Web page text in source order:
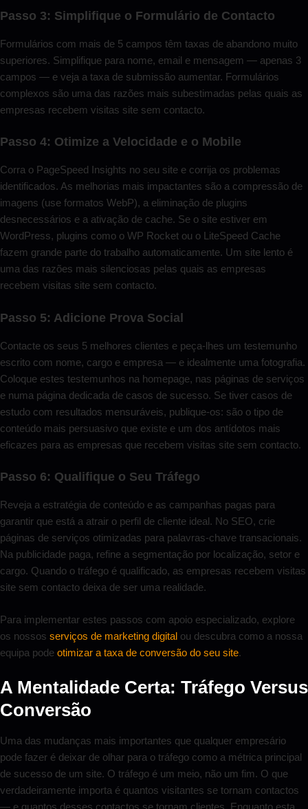
Passo 3: Simplifique o Formulário de Contacto
Formulários com mais de 5 campos têm taxas de abandono muito
superiores. Simplifique para nome, email e mensagem — apenas 3
campos — e veja a taxa de submissão aumentar. Formulários
complexos são uma das razões mais subestimadas pelas quais as
empresas recebem visitas site sem contacto.
Passo 4: Otimize a Velocidade e o Mobile
Corra o PageSpeed Insights no seu site e corrija os problemas
identificados. As melhorias mais impactantes são a compressão de
imagens (use formatos WebP), a eliminação de plugins
desnecessários e a ativação de cache. Se o site estiver em
WordPress, plugins como o WP Rocket ou o LiteSpeed Cache
fazem grande parte do trabalho automaticamente. Um site lento é
uma das razões mais silenciosas pelas quais as empresas
recebem visitas site sem contacto.
Passo 5: Adicione Prova Social
Contacte os seus 5 melhores clientes e peça-lhes um testemunho
escrito com nome, cargo e empresa — e idealmente uma fotografia.
Coloque estes testemunhos na homepage, nas páginas de serviços
e numa página dedicada de casos de sucesso. Se tiver casos de
estudo com resultados mensuráveis, publique-os: são o tipo de
conteúdo mais persuasivo que existe e um dos antídotos mais
eficazes para as empresas que recebem visitas site sem contacto.
Passo 6: Qualifique o Seu Tráfego
Reveja a estratégia de conteúdo e as campanhas pagas para
garantir que está a atrair o perfil de cliente ideal. No SEO, crie
páginas de serviços otimizadas para palavras-chave transacionais.
Na publicidade paga, refine a segmentação por localização, setor e
cargo. Quando o tráfego é qualificado, as empresas recebem visitas
site sem contacto deixa de ser uma realidade.
Para implementar estes passos com apoio especializado, explore
os nossos serviços de marketing digital ou descubra como a nossa
equipa pode otimizar a taxa de conversão do seu site.
A Mentalidade Certa: Tráfego Versus
Conversão
Uma das mudanças mais importantes que qualquer empresário
pode fazer é deixar de olhar para o tráfego como a métrica principal
de sucesso de um site. O tráfego é um meio, não um fim. O que
verdadeiramente importa é quantos visitantes se tornam contactos